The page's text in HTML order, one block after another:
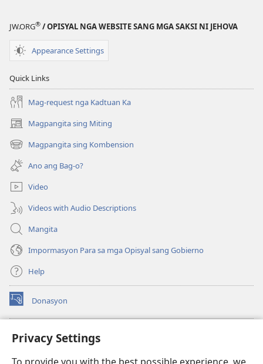
Privacy Settings
TULUN-
Mayo 1,
JW.ORG® / OPISYAL NGA WEBSITE SANG MGA SAKSI NI JEHOVA
Appearance Settings
Quick Links
Mag-request nga Kadtuan Ka
Magpangita sing Miting
(opens
new
window)
Magpangita sing Kombension
(opens
new
window)
Ano ang Bag-o?
Video
Videos with Audio Descriptions
Mangita
Impormasyon Para sa mga Opisyal sang Gobierno
Help
Donasyon
(opens
new
Watchtower ONLINE LIBRARY™
(opens
window)JW Hub